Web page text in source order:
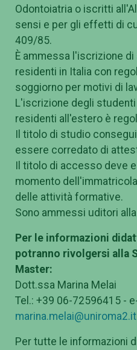
Odontoiatria o iscritti
sensi e per gli effetti di
409/85.
È ammessa l'iscrizione
residenti in Italia con
soggiorno per motivi di
L'iscrizione degli
residenti all'estero è
Il titolo di studio
essere corredato di
Il titolo di accesso deve
momento
delle attività formative.
Sono ammessi uditori
Per le informazioni
potranno rivolgersi alla
Master:
Dott.ssa Marina Melai
Tel.: +39 06-72596415 -
marina.melai@uniroma2.it
Per tutte le informazioni